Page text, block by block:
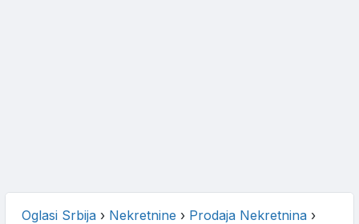
Oglasi Srbija › Nekretnine › Prodaja Nekretnina ›